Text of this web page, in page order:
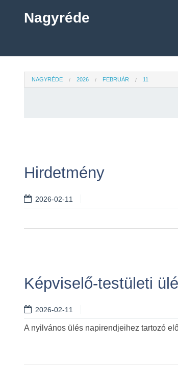
Nagyréde
NAGYRÉDE 2026 FEBRUÁR 11
Hirdetmény
2026-02-11
Képviselő-testületi
2026-02-11
A nyilvános ülés napirendjeihez tartozó